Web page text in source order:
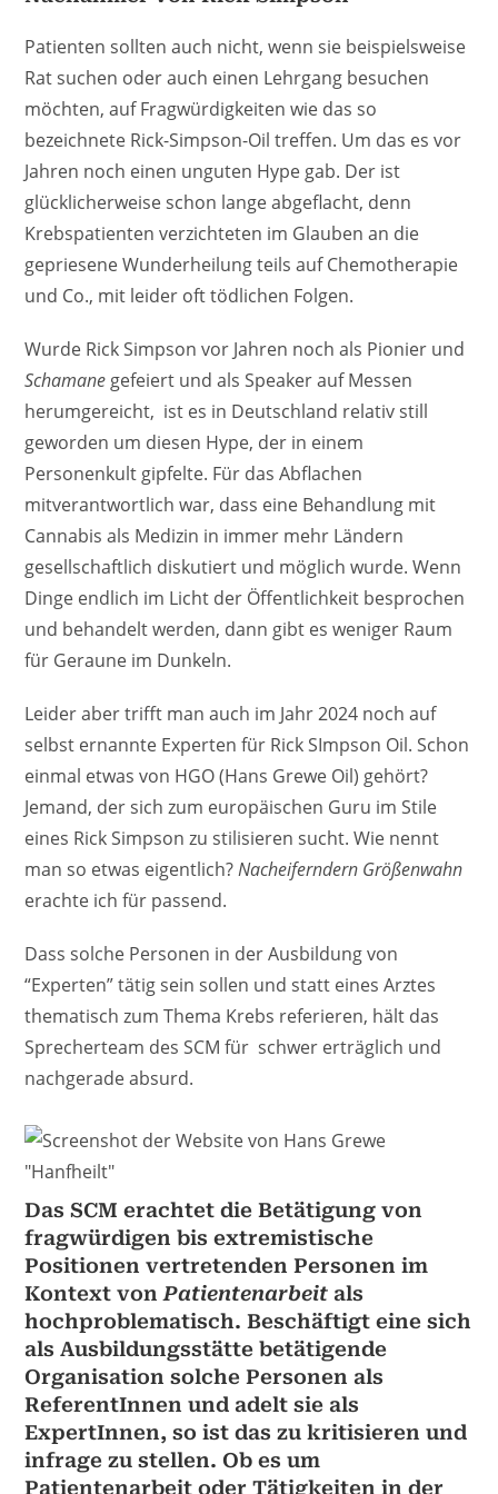
Patienten sollten auch nicht, wenn sie beispielsweise
Rat suchen oder auch einen Lehrgang besuchen
möchten, auf Fragwürdigkeiten wie das so
bezeichnete Rick-Simpson-Oil treffen. Um das es vor
Jahren noch einen unguten Hype gab. Der ist
glücklicherweise schon lange abgeflacht, denn
Krebspatienten verzichteten im Glauben an die
gepriesene Wunderheilung teils auf Chemotherapie
und Co., mit leider oft tödlichen Folgen.
Wurde Rick Simpson vor Jahren noch als Pionier und
Schamane gefeiert und als Speaker auf Messen
herumgereicht, ist es in Deutschland relativ still
geworden um diesen Hype, der in einem
Personenkult gipfelte. Für das Abflachen
mitverantwortlich war, dass eine Behandlung mit
Cannabis als Medizin in immer mehr Ländern
gesellschaftlich diskutiert und möglich wurde. Wenn
Dinge endlich im Licht der Öffentlichkeit besprochen
und behandelt werden, dann gibt es weniger Raum
für Geraune im Dunkeln.
Leider aber trifft man auch im Jahr 2024 noch auf
selbst ernannte Experten für Rick SImpson Oil. Schon
einmal etwas von HGO (Hans Grewe Oil) gehört?
Jemand, der sich zum europäischen Guru im Stile
eines Rick Simpson zu stilisieren sucht. Wie nennt
man so etwas eigentlich?Nacheiferndern Größenwahn
erachte ich für passend.
Dass solche Personen in der Ausbildung von
“Experten” tätig sein sollen und statt eines Arztes
thematisch zum Thema Krebs referieren, hält das
Sprecherteam des SCM für schwer erträglich und
nachgerade absurd.
Das SCM erachtet die Betätigung von
fragwürdigen bis extremistische
Positionen vertretenden Personen im
Kontext von Patientenarbeit als
hochproblematisch. Beschäftigt eine sich
als Ausbildungsstätte betätigende
Organisation solche Personen als
ReferentInnen und adelt sie als
ExpertInnen, so ist das zu kritisieren und
infrage zu stellen. Ob es um
Patientenarbeit oder Tätigkeiten in der